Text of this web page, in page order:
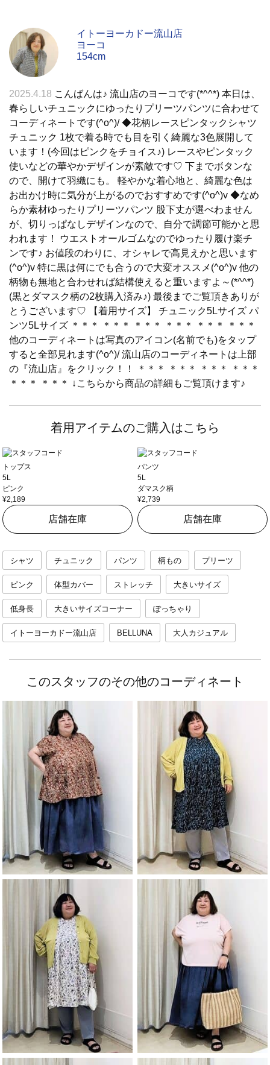
イトーヨーカドー流山店
ヨーコ
154cm
2025.4.18 こんばんは♪ 流山店のヨーコです(*^^*) 本日は、
春らしいチュニックにゆったりプリーツパンツに合わせて
コーディネートです(^o^)/ ◆花柄レースピンタックシャツ
チュニック 1枚で着る時でも目を引く綺麗な3色展開して
います！(今回はピンクをチョイス♪) レースやピンタック
使いなどの華やかデザインが素敵です♡ 下までボタンな
ので、開けて羽織にも。 軽やかな着心地と、綺麗な色は
お出かけ時に気分が上がるのでおすすめです(^o^)v ◆なめ
らか素材ゆったりプリーツパンツ 股下丈が選べわません
が、切りっぱなしデザインなので、自分で調節可能かと思
われます！ ウエストオールゴムなのでゆったり履け楽チ
ンです♪ お値段のわりに、オシャレで高見えかと思います
(^o^)v 特に黒は何にでも合うので大変オススメ(^o^)v 他の
柄物も無地と合わせれば結構使えると重いますよ～(*^^*)
(黒とダマスク柄の2枚購入済み♪) 最後までご覧頂きありが
とうございます♡ 【着用サイズ】 チュニック5Lサイズ パ
ンツ5Lサイズ ＊＊＊ ＊＊＊ ＊＊＊ ＊＊＊ ＊＊＊ ＊＊＊
他のコーディネートは写真のアイコン(名前でも)をタップ
すると全部見れます(^o^)/ 流山店のコーディネートは上部
の『流山店』をクリック！！ ＊＊＊ ＊＊＊ ＊＊＊ ＊＊＊
＊＊＊ ＊＊＊ ↓こちらから商品の詳細もご覧頂けます♪
着用アイテムのご購入はこちら
トップス
5L
ピンク
¥2,189
店舗在庫
パンツ
5L
ダマスク柄
¥2,739
店舗在庫
シャツ チュニック パンツ 柄もの プリーツ
ピンク 体型カバー ストレッチ 大きいサイズ
低身長 大きいサイズコーナー ぽっちゃり
イトーヨーカドー流山店 BELLUNA 大人カジュアル
このスタッフのその他のコーディネート